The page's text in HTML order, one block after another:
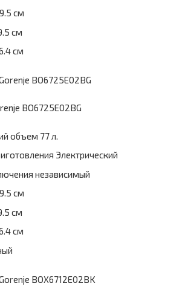
см
см
см
BO6725E02BG
объем 77 л.
Электрический
независимый
см
см
см